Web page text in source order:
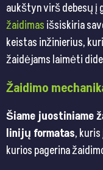
aukštyn virš debesų į
žaidimas išsiskiria
keistas inžinierius,
žaidėjams laimėti
Žaidimo
Šiame juostiniame
linijų formatas,
kurios pagerina